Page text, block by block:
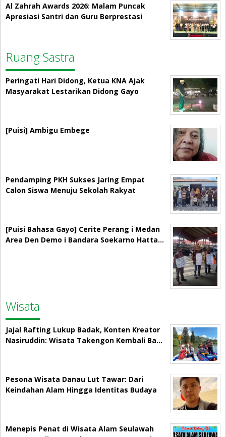
Al Zahrah Awards 2026: Malam Puncak
Apresiasi Santri dan Guru Berprestasi
Ruang Sastra
Peringati Hari Didong, Ketua KNA Ajak
Masyarakat Lestarikan Didong Gayo
[Puisi] Ambigu Embege
Pendamping PKH Sukses Jaring Empat
Calon Siswa Menuju Sekolah Rakyat
[Puisi Bahasa Gayo] Cerite Perang i Medan
Area Den Demo i Bandara Soekarno Hatta…
Wisata
Jajal Rafting Lukup Badak, Konten Kreator
Nasiruddin: Wisata Takengon Kembali Ba…
Pesona Wisata Danau Lut Tawar: Dari
Keindahan Alam Hingga Identitas Budaya
Menepis Penat di Wisata Alam Seulawah